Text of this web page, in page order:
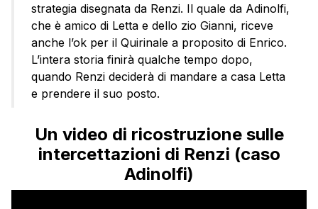
strategia disegnata da Renzi. Il quale da Adinolfi,
che è amico di Letta e dello zio Gianni, riceve
anche l’ok per il Quirinale a proposito di Enrico.
L’intera storia finirà qualche tempo dopo,
quando Renzi deciderà di mandare a casa Letta
e prendere il suo posto.
Un video di ricostruzione sulle
intercettazioni di Renzi (caso
Adinolfi)